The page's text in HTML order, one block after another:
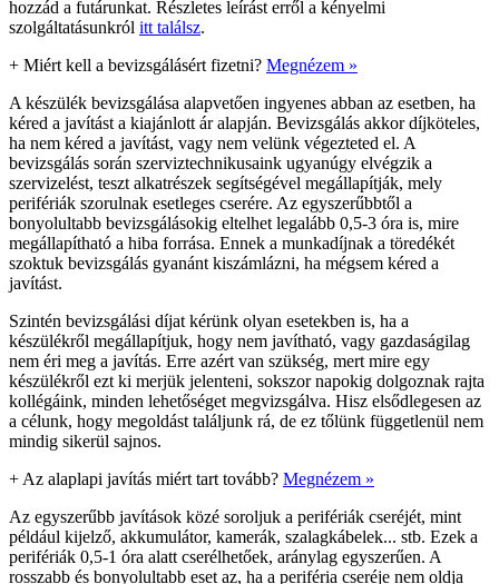
hozzád a futárunkat. Részletes leírást erről a kényelmi
szolgáltatásunkról itt találsz.
+ Miért kell a bevizsgálásért fizetni? Megnézem »
A készülék bevizsgálása alapvetően ingyenes abban az esetben, ha
kéred a javítást a kiajánlott ár alapján. Bevizsgálás akkor díjköteles,
ha nem kéred a javítást, vagy nem velünk végezteted el. A
bevizsgálás során szerviztechnikusaink ugyanúgy elvégzik a
szervizelést, teszt alkatrészek segítségével megállapítják, mely
perifériák szorulnak esetleges cserére. Az egyszerűbbtől a
bonyolultabb bevizsgálásokig eltelhet legalább 0,5-3 óra is, mire
megállapítható a hiba forrása. Ennek a munkadíjnak a töredékét
szoktuk bevizsgálás gyanánt kiszámlázni, ha mégsem kéred a
javítást.
Szintén bevizsgálási díjat kérünk olyan esetekben is, ha a
készülékről megállapítjuk, hogy nem javítható, vagy gazdaságilag
nem éri meg a javítás. Erre azért van szükség, mert mire egy
készülékről ezt ki merjük jelenteni, sokszor napokig dolgoznak rajta
kollégáink, minden lehetőséget megvizsgálva. Hisz elsődlegesen az
a célunk, hogy megoldást találjunk rá, de ez tőlünk függetlenül nem
mindig sikerül sajnos.
+ Az alaplapi javítás miért tart tovább? Megnézem »
Az egyszerűbb javítások közé soroljuk a perifériák cseréjét, mint
például kijelző, akkumulátor, kamerák, szalagkábelek... stb. Ezek a
perifériák 0,5-1 óra alatt cserélhetőek, aránylag egyszerűen. A
rosszabb és bonyolultabb eset az, ha a periféria cseréje nem oldja